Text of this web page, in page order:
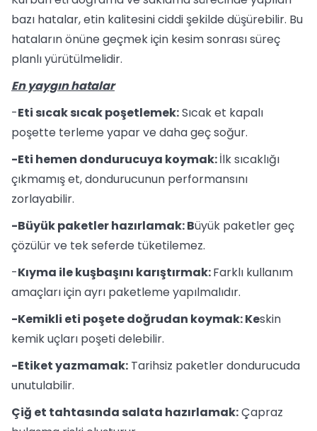
bazı hatalar, etin kalitesini ciddi şekilde düşürebilir. Bu
hataların önüne geçmek için kesim sonrası süreç
planlı yürütülmelidir.
En yaygın hatalar
-Eti sıcak sıcak poşetlemek:Sıcak et kapalı
poşette terleme yapar ve daha geç soğur.
-Eti hemen dondurucuya koymak:İlk sıcaklığı
çıkmamış et, dondurucunun performansını
zorlayabilir.
-Büyük paketler hazırlamak: Büyük paketler geç
çözülür ve tek seferde tüketilemez.
-Kıyma ile kuşbaşını karıştırmak:Farklı kullanım
amaçları için ayrı paketleme yapılmalıdır.
-Kemikli eti poşete doğrudan koymak: Keskin
kemik uçları poşeti delebilir.
-Etiket yazmamak: Tarihsiz paketler dondurucuda
unutulabilir.
Çiğ et tahtasında salata hazırlamak:Çapraz